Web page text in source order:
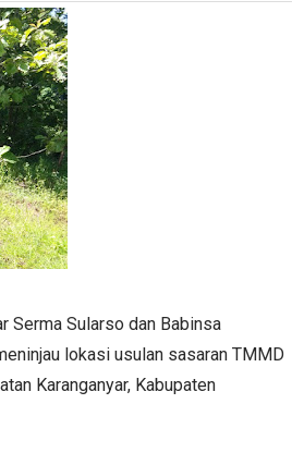
Serma Sularso dan Babinsa
lokasi usulan sasaran TMMD
Karanganyar, Kabupaten